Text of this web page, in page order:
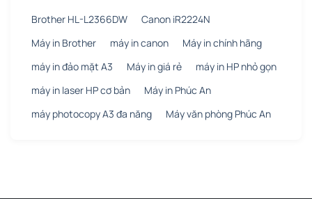
Brother HL-L2366DW
Canon iR2224N
Máy in Brother
máy in canon
Máy in chính hãng
máy in đảo mặt A3
Máy in giá rẻ
máy in HP nhỏ gọn
máy in laser HP cơ bản
Máy in Phúc An
máy photocopy A3 đa năng
Máy văn phòng Phúc An